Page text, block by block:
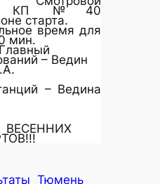
КП №40
старта.
время для
мин.
– Ведин
– Ведина
Тюмень